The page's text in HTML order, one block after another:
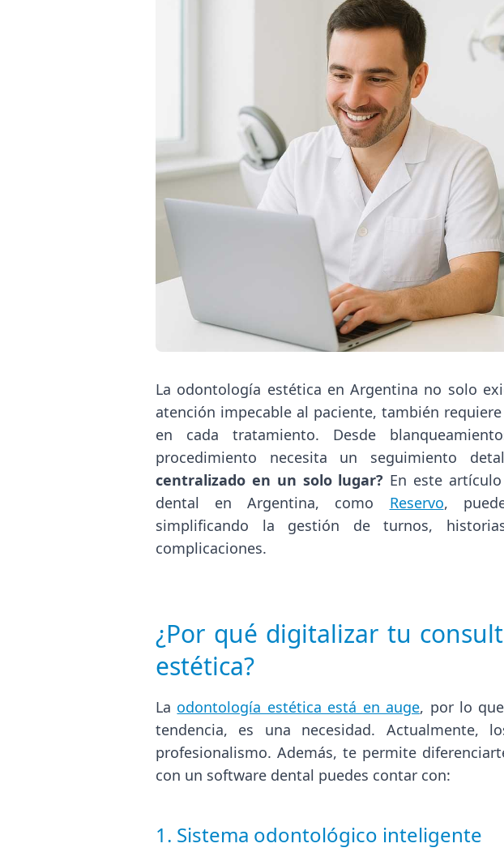
La odontología estética en Argentina no solo
atención impecable al paciente, también
en cada tratamiento. Desde
procedimiento necesita un seguimiento
centralizado en un solo lugar? En este
dental en Argentina, como Reservo,
simplificando la gestión de turnos,
complicaciones.
¿Por qué digitalizar tu
estética?
La odontología estética está en auge, por lo
tendencia, es una necesidad. Actualmente,
profesionalismo. Además, te permite
con un software dental puedes contar con:
1. Sistema odontológico inteligente